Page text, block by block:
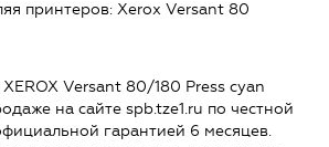
принтеров: Xerox Versant 80
Versant 80/180 Press cyan
на сайте spb.tze1.ru по честной
гарантией 6 месяцев.